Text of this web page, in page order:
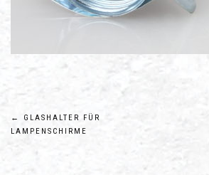
Beitragsnavigation
←
GLASHALTER FÜR
LAMPENSCHIRME